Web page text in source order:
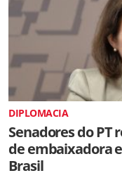
DIPLOMACIA
Senadores do PT
de embaixadora
Brasil